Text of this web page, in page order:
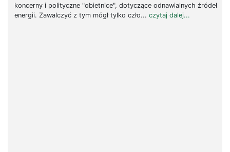
koncerny i polityczne "obietnice", dotyczące odnawialnych źródeł
energii. Zawalczyć z tym mógł tylko czło... czytaj dalej...